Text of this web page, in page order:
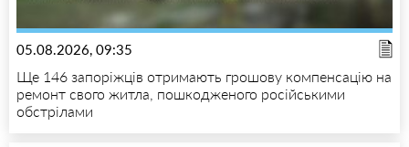
05.08.2026, 09:35
Ще 146 запоріжців отримають грошову компенсацію на
ремонт свого житла, пошкодженого російськими
обстрілами